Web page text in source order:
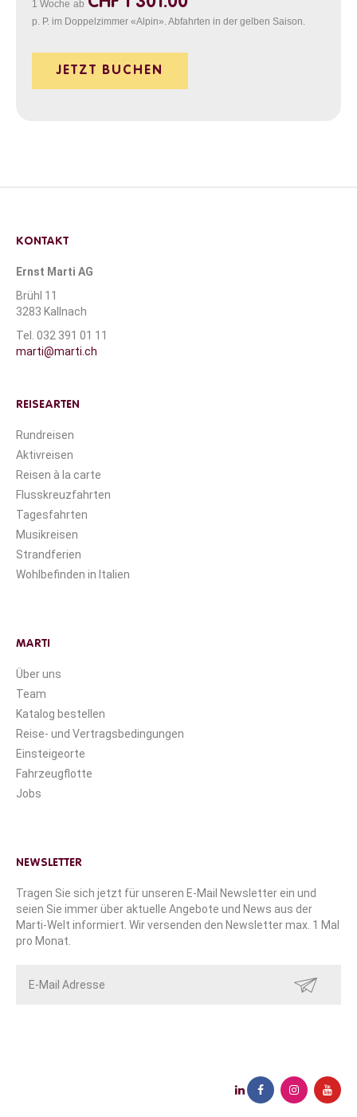
1 Woche ab
p. P. im Doppelzimmer «Alpin». Abfahrten in der gelben Saison.
JETZT BUCHEN
KONTAKT
Ernst Marti AG
Brühl 11
3283 Kallnach
Tel. 032 391 01 11
marti@marti.ch
REISEARTEN
Rundreisen
Aktivreisen
Reisen à la carte
Flusskreuzfahrten
Tagesfahrten
Musikreisen
Strandferien
Wohlbefinden in Italien
MARTI
Über uns
Team
Katalog bestellen
Reise- und Vertragsbedingungen
Einsteigeorte
Fahrzeugflotte
Jobs
NEWSLETTER
Tragen Sie sich jetzt für unseren E-Mail Newsletter ein und
seien Sie immer über aktuelle Angebote und News aus der
Marti-Welt informiert. Wir versenden den Newsletter max. 1 Mal
pro Monat.
SENDEN